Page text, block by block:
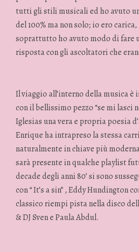
tutti gli stili musicali ed ho avuto
del 100% ma non solo; io ero
soprattutto ho avuto modo di fare
risposta con gli ascoltatori che
Il viaggio all’interno della musica è
con il bellissimo pezzo “se mi lasci
Iglesias una vera e propria poesia
Enrique ha intrapreso la stessa
naturalmente in chiave più
sarà presente in qualche playlist
decade degli anni 80’ si sono
con “ It’s a sin” , Eddy Hundington
classico riempi pista nella disco
& DJ Sven e Paula Abdul.